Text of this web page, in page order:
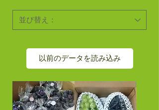
以前のデータを読み込み